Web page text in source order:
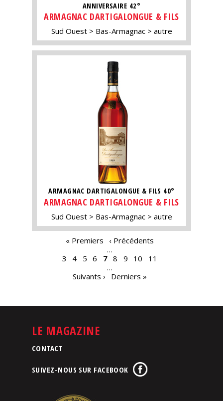
ANNIVERSAIRE 42°
ARMAGNAC DARTIGALONGUE & FILS
Sud Ouest Bas-Armagnac autre
ARMAGNAC DARTIGALONGUE & FILS 40°
ARMAGNAC DARTIGALONGUE & FILS
Sud Ouest Bas-Armagnac autre
« Premiers
‹ Précédents
…
3
4 5 6 7 8 9 10
11
…
Suivants ›
Derniers »
LE MAGAZINE
CONTACT
SUIVEZ-NOUS SUR FACEBOOK